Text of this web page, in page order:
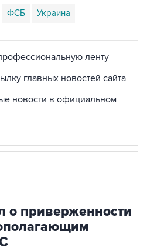
ФСБ Украина
ленту
главных новостей сайта
новости в официальном
о приверженности